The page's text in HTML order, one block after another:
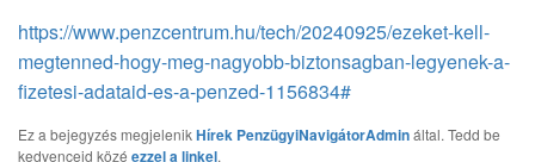
https://www.penzcentrum.hu/tech/20240925/ezeket-kell-
megtenned-hogy-meg-nagyobb-biztonsagban-legyenek-a-
fizetesi-adataid-es-a-penzed-1156834#
Ez a bejegyzés megjelenikHírek PenzügyiNavigátorAdmináltal. Tedd be
kedvenceid közé ezzel a linkel.